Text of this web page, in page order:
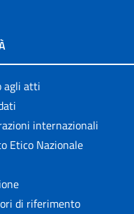
agli atti
internazionali
Etico Nazionale
di riferimento